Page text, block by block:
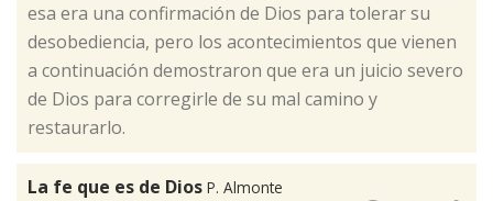
esa era una confirmación de Dios para tolerar su
desobediencia, pero los acontecimientos que vienen
a continuación demostraron que era un juicio severo
de Dios para corregirle de su mal camino y
restaurarlo.
La fe que es de Dios P. Almonte